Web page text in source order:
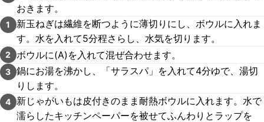
おきます。
1
新玉ねぎは繊維を断つように薄切りにし、ボウルに入れま
す。水を入れて5分程さらし、水気を切ります。
2 ボウルに(A)を入れて混ぜ合わせます。
3 鍋にお湯を沸かし、「サラスパ」を入れて4分ゆで、湯切
りします。
4
新じゃがいもは皮付きのまま耐熱ボウルに入れます。水で
濡らしたキッチンペーパーを被せてふんわりとラップを